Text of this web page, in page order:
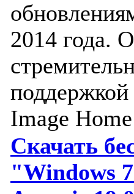
2014 года.
Image
Скачать
"Windows